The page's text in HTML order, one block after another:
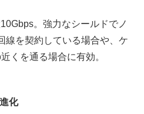
。強力なシールドでノ
線を契約している場合や、ケ
くを通る場合に有効。
化